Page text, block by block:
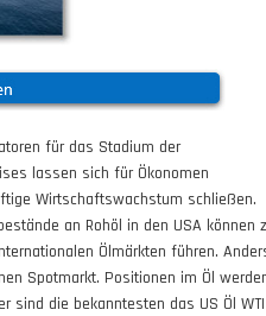
für das Stadium der
lassen sich für Ökonomen
Wirtschaftswachstum schließen.
an Rohöl in den USA können
Ölmärkten führen.
Spotmarkt. Positionen im Öl
sind die bekanntesten das US Öl WTI